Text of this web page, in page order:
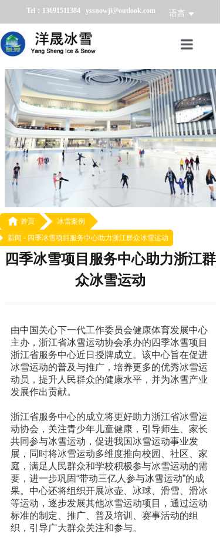
Tel：13691511384 yssnowji@outlook.com 语言
首页
冰雪产品
冰雪业务
冰雪案例
冰雪新闻
 首页
冰雪案例
新闻 - 四季冰雪项目服务中心助力浙江群众冰雪运动
四季冰雪项目服务中心助力浙江群
众冰雪运动
由中国关心下一代工作委员会健康体育发展中心
主办，浙江省冰雪运动协会承办的四季冰雪项目
浙江省服务中心近日授牌成立。该中心旨在促进
冰雪运动的普及与推广，培养更多的优秀冰雪运
动员，提升人民群众的健康水平，并为冰雪产业
发展作出贡献。
浙江省服务中心的成立将更好助力浙江省冰雪运
动协会，关注青少年儿童健康，引导师生、家长
共同参与冰雪运动，促进我国冰雪运动事业发
展，同时将冰雪运动多维度推向校园、社区、家
庭，满足人民群众和学校积极参与冰雪运动的需
要，进一步巩固“带动三亿人参与冰雪运动”的成
果。中心还将组织开展冰壶、冰球、滑雪、滑冰
等运动，逐步发展其他冰雪运动项目，通过运动
标准的制定、推广、普及培训、赛事活动的组
织，引导广大群众关注和参与。